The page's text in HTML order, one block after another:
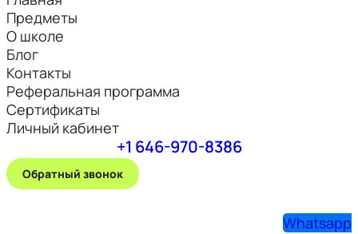
Предметы
О школе
Блог
Контакты
Реферальная программа
Сертификаты
Личный кабинет
+1 646-970-8386
Обратный звонок
Whatsapp